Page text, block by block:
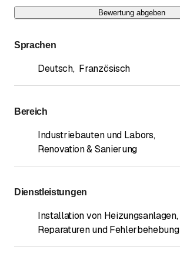
Bewertung abgeben
Sprachen
Deutsch, Französisch
Bereich
Industriebauten und Labors,
Renovation & Sanierung
Dienstleistungen
Installation von Heizungsanlagen,
Reparaturen und Fehlerbehebung